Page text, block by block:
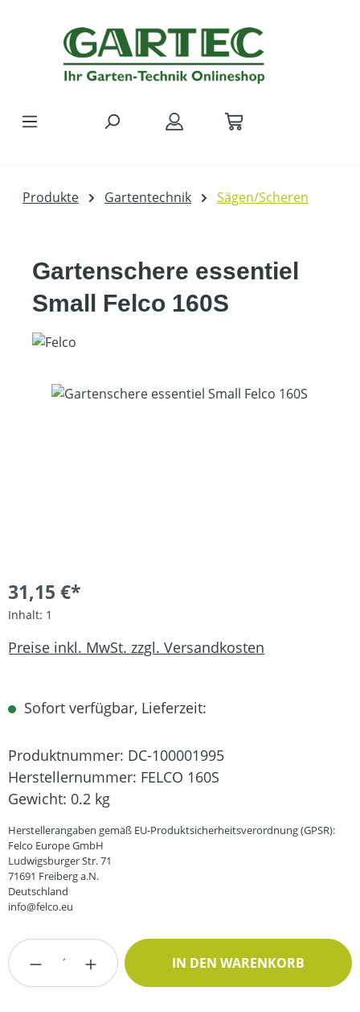
Produkte Gartentechnik Sägen/Scheren
Gartenschere essentiel
Small Felco 160S
Bildergalerie überspringen
31,15 €*
Inhalt: 1
Preise inkl. MwSt. zzgl. Versandkosten
Sofort verfügbar, Lieferzeit:
Produktnummer: DC-100001995
Herstellernummer: FELCO 160S
Gewicht: 0.2 kg
Herstellerangaben gemäß EU-Produktsicherheitsverordnung (GPSR):
Felco Europe GmbH
Ludwigsburger Str. 71
71691 Freiberg a.N.
Deutschland
info@felco.eu
Produkt Anzahl: Gib den gewünschten
IN DEN WARENKORB